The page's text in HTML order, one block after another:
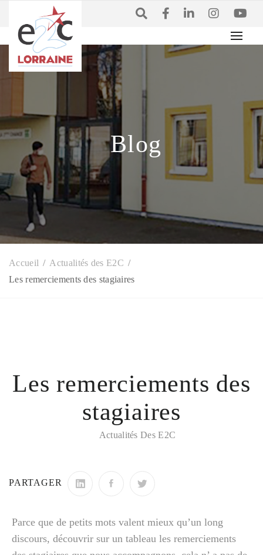
Accueil
Actualités des E2C
Les remerciements des stagiaires
Blog
Les remerciements des
stagiaires
Actualités Des E2C
PARTAGER
Parce que de petits mots valent mieux qu’un long
discours, découvrir sur un tableau les remerciements